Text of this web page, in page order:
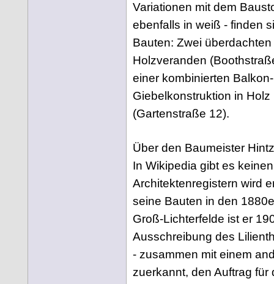
Variationen mit dem
ebenfalls in weiß - finden
Bauten: Zwei überdachten
Holzveranden
einer kombinierten
Giebelkonstruktion in Holz
(Gartenstraße 12).
Über den Baumeister
In Wikipedia gibt es
Architektenregistern wird
seine Bauten in den
Groß-Lichterfelde ist er
Ausschreibung des
- zusammen mit einem
zuerkannt, den Auftrag